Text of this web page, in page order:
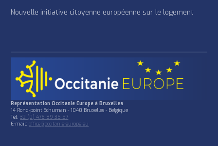
Nouvelle initiative citoyenne européenne sur le logement
Représentation Occitanie Europe à Bruxelles
14 Rond-point Schuman - 1040 Bruxelles - Belgique
Tél:32 (0) 476 89 35 57
E-mail:office@occitanie-europe.eu